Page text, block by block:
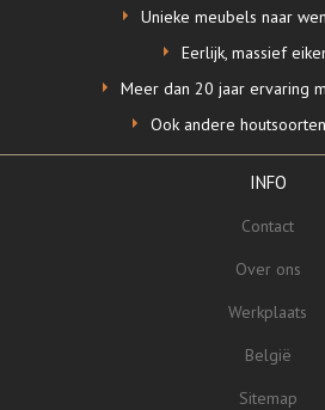
Unieke meubels naar
Eerlijk, massief
Meer dan 20 jaar ervaring
Ook andere
INFO
Contact
Over ons
Werkplaats
België
Sitemap